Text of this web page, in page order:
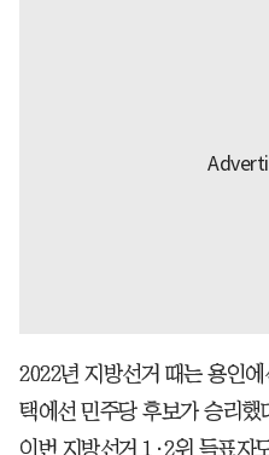
2022년 지방선거 때는 용인
택에선 민주당 후보가 승리
이번 지방선거 1·2위 득표자